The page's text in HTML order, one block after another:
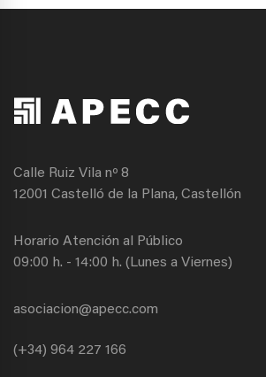
Calle Ruiz Vila nº 8
12001 Castelló de la Plana, Castellón
Horario Atención al Público
09:00 h. - 14:00 h. (Lunes a Viernes)
asociacion@apecc.com
(+34) 964 227 166